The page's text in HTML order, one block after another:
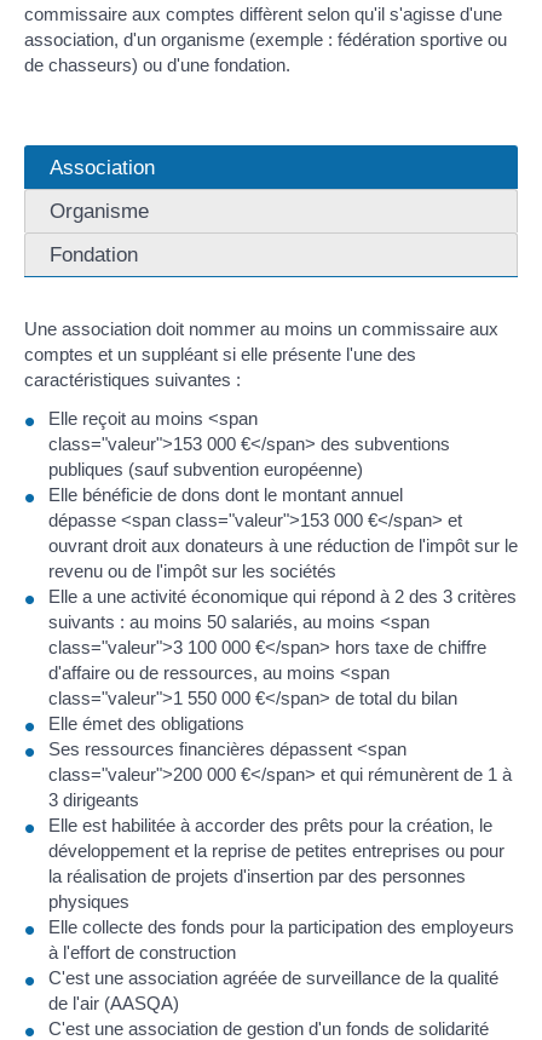
commissaire aux comptes diffèrent selon qu'il s'agisse d'une
association, d'un organisme (exemple : fédération sportive ou
de chasseurs) ou d'une fondation.
Association
Organisme
Fondation
Une association doit nommer au moins un commissaire aux
comptes et un suppléant si elle présente l'une des
caractéristiques suivantes :
Elle reçoit au moins <span
class="valeur">153 000 €</span> des subventions
publiques (sauf subvention européenne)
Elle bénéficie de dons dont le montant annuel
dépasse <span class="valeur">153 000 €</span> et
ouvrant droit aux donateurs à une réduction de l'impôt sur le
revenu ou de l'impôt sur les sociétés
Elle a une activité économique qui répond à 2 des 3 critères
suivants : au moins 50 salariés, au moins <span
class="valeur">3 100 000 €</span> hors taxe de chiffre
d'affaire ou de ressources, au moins <span
class="valeur">1 550 000 €</span> de total du bilan
Elle émet des obligations
Ses ressources financières dépassent <span
class="valeur">200 000 €</span> et qui rémunèrent de 1 à
3 dirigeants
Elle est habilitée à accorder des prêts pour la création, le
développement et la reprise de petites entreprises ou pour
la réalisation de projets d'insertion par des personnes
physiques
Elle collecte des fonds pour la participation des employeurs
à l'effort de construction
C'est une association agréée de surveillance de la qualité
de l'air (AASQA)
C'est une association de gestion d'un fonds de solidarité